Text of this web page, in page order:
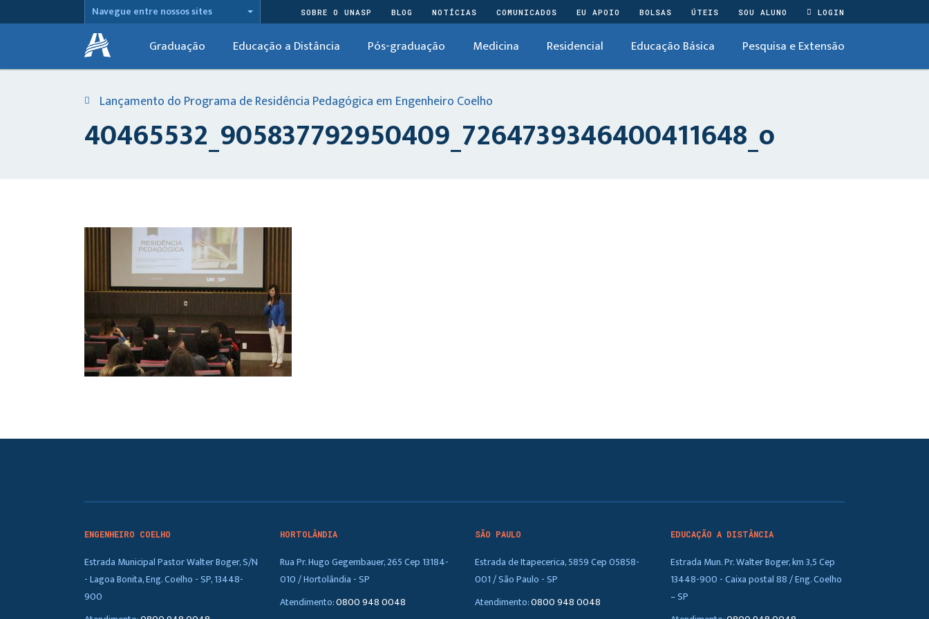
Navegue entre nossos sites SOBRE O UNASP BLOG NOTÍCIAS COMUNICADOS EU APOIO BOLSAS ÚTEIS SOU ALUNO LOGIN
Graduação Educação a Distância Pós-graduação Medicina Residencial Educação Básica Pesquisa e Extensão
Lançamento do Programa de Residência Pedagógica em Engenheiro Coelho
40465532_905837792950409_7264739346400411648_o
ENGENHEIRO COELHO
Estrada Municipal Pastor Walter Boger, S/N
- Lagoa Bonita, Eng. Coelho - SP, 13448-
900
HORTOLÂNDIA
Rua Pr. Hugo Gegembauer, 265 Cep 13184-
010 / Hortolândia - SP
Atendimento:0800 948 0048
SÃO PAULO
Estrada de Itapecerica, 5859 Cep 05858-
001 / São Paulo - SP
Atendimento:0800 948 0048
EDUCAÇÃO A DISTÂNCIA
Estrada Mun. Pr. Walter Boger, km 3,5 Cep
13448-900 - Caixa postal 88 / Eng. Coelho
– SP